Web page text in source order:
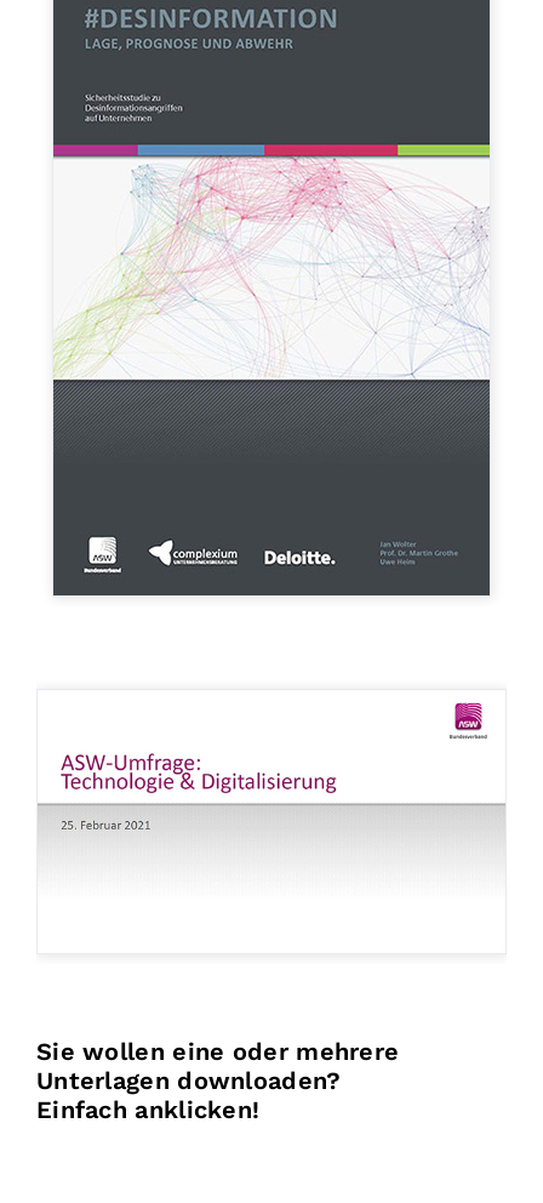
Sie wollen eine oder mehrere
Unterlagen downloaden?
Einfach anklicken!